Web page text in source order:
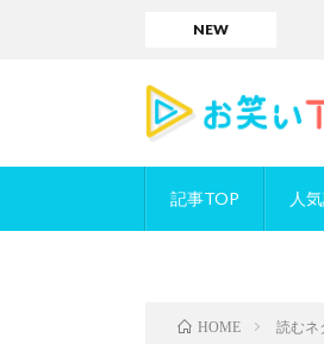
記事TOP 人
NEW 「ダ
HOME 読むネ